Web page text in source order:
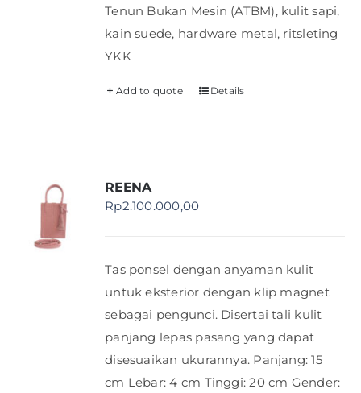
Tenun Bukan Mesin (ATBM), kulit sapi,
kain suede, hardware metal, ritsleting
YKK
Add to quote Details
REENA
Rp2.100.000,00
Tas ponsel dengan anyaman kulit
untuk eksterior dengan klip magnet
sebagai pengunci. Disertai tali kulit
panjang lepas pasang yang dapat
disesuaikan ukurannya. Panjang: 15
cm Lebar: 4 cm Tinggi: 20 cm Gender: